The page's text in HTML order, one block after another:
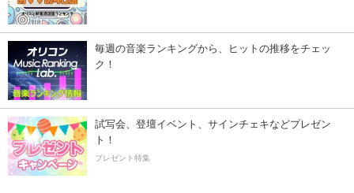
毎週の音楽ランキングから、ヒットの推移をチェッ
ク！
試写会、登壇イベント、サインチェキなどプレゼン
ト！
プレゼント特集